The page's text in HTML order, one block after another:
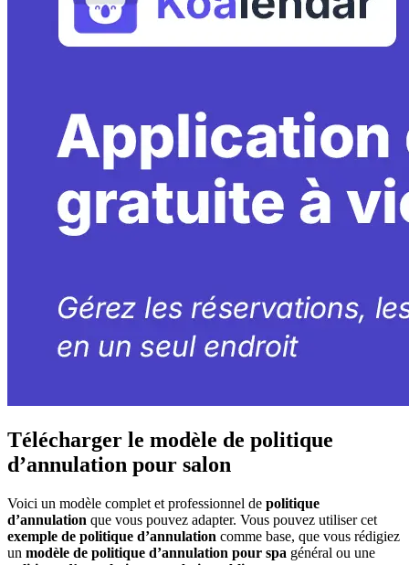
Télécharger le modèle de politique
d’annulation pour salon
Voici un modèle complet et professionnel de politique
d’annulation que vous pouvez adapter. Vous pouvez utiliser cet
exemple de politique d’annulation comme base, que vous rédigiez
un modèle de politique d’annulation pour spa général ou une